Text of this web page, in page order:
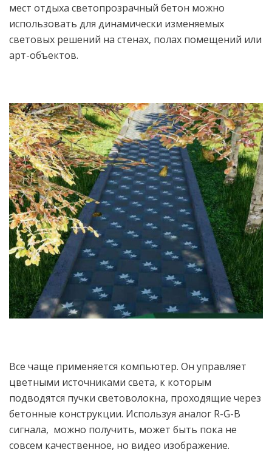
мест отдыха светопрозрачный бетон можно
использовать для динамически изменяемых
световых решений на стенах, полах помещений или
арт-объектов.
Все чаще применяется компьютер. Он управляет
цветными источниками света, к которым
подводятся пучки световолокна, проходящие через
бетонные конструкции. Используя аналог R-G-B
сигнала, можно получить, может быть пока не
совсем качественное, но видео изображение.